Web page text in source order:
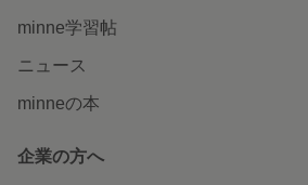
minne学習帖
ニュース
minneの本
企業の方へ